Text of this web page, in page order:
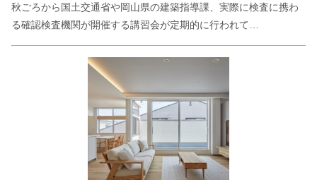
秋ごろから国土交通省や岡山県の建築指導課、実際に検査に携わ
る確認検査機関が開催する講習会が定期的に行われて…